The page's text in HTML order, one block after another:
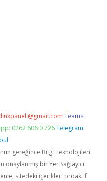
Teams:
0262 606 0 726 Telegram:
gereğince Bilgi Teknolojileri
onaylanmış bir Yer Sağlayıcı
sitedeki içerikleri proaktif